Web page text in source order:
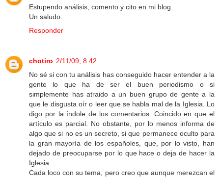
Estupendo análisis, comento y cito en mi blog.
Un saludo.
Responder
chotiro 2/11/09, 8:42
No sé si con tu análisis has conseguido hacer entender a la
gente lo que ha de ser el buen periodismo o si
simplemente has atraido a un buen grupo de gente a la
que le disgusta oír o leer que se habla mal de la Iglesia. Lo
digo por la índole de los comentarios. Coincido en que el
artículo es parcial. No obstante, por lo menos informa de
algo que si no es un secreto, si que permanece oculto para
la gran mayoría de los españoles, que, por lo visto, han
dejado de preocuparse por lo que hace o deja de hacer la
Iglesia.
Cada loco con su tema, pero creo que aunque merezcan el